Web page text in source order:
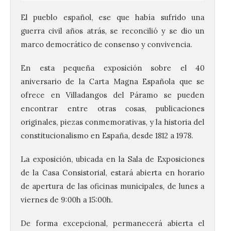
El pueblo español, ese que había sufrido una
guerra civil años atrás, se reconcilió y se dio un
marco democrático de consenso y convivencia.
En esta pequeña exposición sobre el 40
aniversario de la Carta Magna Española que se
ofrece en Villadangos del Páramo se pueden
encontrar entre otras cosas, publicaciones
originales, piezas conmemorativas, y la historia del
constitucionalismo en España, desde 1812 a 1978.
La exposición, ubicada en la Sala de Exposiciones
de la Casa Consistorial, estará abierta en horario
de apertura de las oficinas municipales, de lunes a
viernes de 9:00h a 15:00h.
De forma excepcional, permanecerá abierta el